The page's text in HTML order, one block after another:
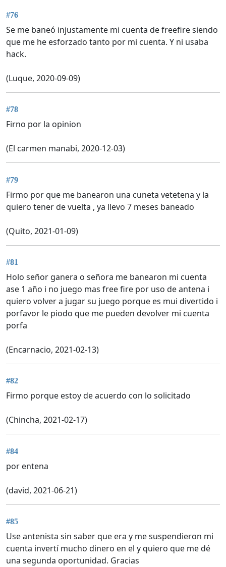
#76
Se me baneó injustamente mi cuenta de freefire siendo
que me he esforzado tanto por mi cuenta. Y ni usaba
hack.
(Luque, 2020-09-09)
#78
Firno por la opinion
(El carmen manabi, 2020-12-03)
#79
Firmo por que me banearon una cuneta vetetena y la
quiero tener de vuelta , ya llevo 7 meses baneado
(Quito, 2021-01-09)
#81
Holo señor ganera o señora me banearon mi cuenta
ase 1 año i no juego mas free fire por uso de antena i
quiero volver a jugar su juego porque es mui divertido i
porfavor le piodo que me pueden devolver mi cuenta
porfa
(Encarnacio, 2021-02-13)
#82
Firmo porque estoy de acuerdo con lo solicitado
(Chincha, 2021-02-17)
#84
por entena
(david, 2021-06-21)
#85
Use antenista sin saber que era y me suspendieron mi
cuenta invertí mucho dinero en el y quiero que me dé
una segunda oportunidad. Gracias